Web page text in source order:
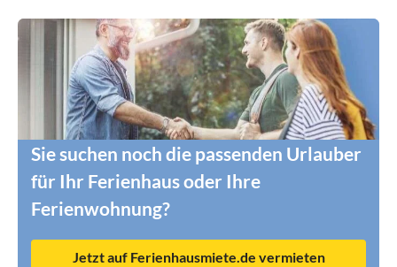
Sie suchen noch die passenden Urlauber
für Ihr Ferienhaus oder Ihre
Ferienwohnung?
Jetzt auf Ferienhausmiete.de vermieten